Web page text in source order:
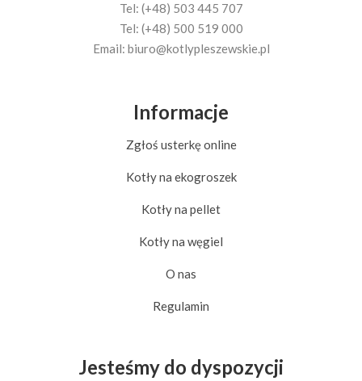
Tel: (+48) 503 445 707
Tel: (+48) 500 519 000
Email: biuro@kotlypleszewskie.pl
Informacje
Zgłoś usterkę online
Kotły na ekogroszek
Kotły na pellet
Kotły na węgiel
O nas
Regulamin
Jesteśmy do dyspozycji